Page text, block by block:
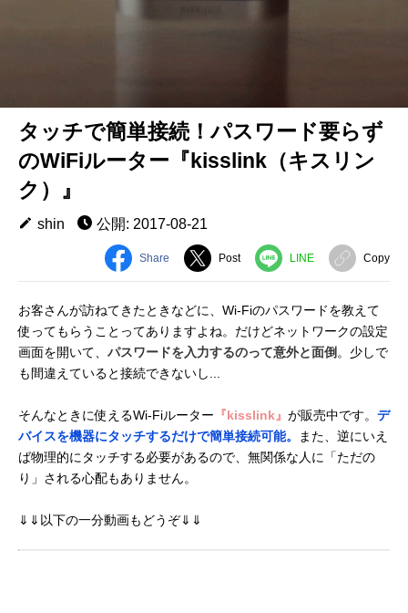
タッチで簡単接続！パスワード要らず
のWiFiルーター『kisslink（キスリン
ク）』
shin 公開: 2017-08-21
Share Post LINE Copy
お客さんが訪ねてきたときなどに、Wi-Fiのパスワードを教えて
使ってもらうことってありますよね。だけどネットワークの設定
画面を開いて、 パスワードを入力するのって意外と面倒 。少しで
も間違えていると接続できないし...
そんなときに使えるWi-Fiルーター 『kisslink』 が販売中です。 デ
バイスを機器にタッチするだけで簡単接続可能。
また、逆にいえ
ば物理的にタッチする必要があるので、無関係な人に「ただの
り」される心配もありません。
⇓⇓以下の一分動画もどうぞ⇓⇓